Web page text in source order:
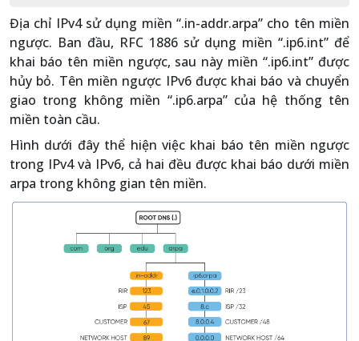
Địa chỉ IPv4 sử dụng miền “.in-addr.arpa” cho tên miền
ngược. Ban đầu, RFC 1886 sử dụng miền “.ip6.int” để
khai báo tên miền ngược, sau này miền “.ip6.int” được
hủy bỏ. Tên miền ngược IPv6 được khai báo và chuyển
giao trong không miền “.ip6.arpa” của hệ thống tên
miền toàn cầu.
Hình dưới đây thể hiện việc khai báo tên miền ngược
trong IPv4 và IPv6, cả hai đều được khai báo dưới miền
arpa trong không gian tên miền.